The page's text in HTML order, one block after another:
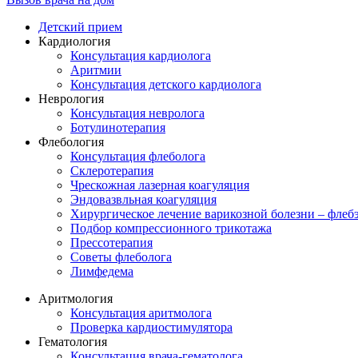
Детский прием
Кардиология
Консультация кардиолога
Аритмии
Консультация детского кардиолога
Неврология
Консультация невролога
Ботулинотерапия
Флебология
Консультация флеболога
Склеротерапия
Чрескожная лазерная коагуляция
Эндовазвльная коагуляция
Хирургическое лечение варикозной болезни –
Подбор компрессионного трикотажа
Прессотерапия
Советы флеболога
Лимфедема
Аритмология
Консультация аритмолога
Проверка кардиостимулятора
Гематология